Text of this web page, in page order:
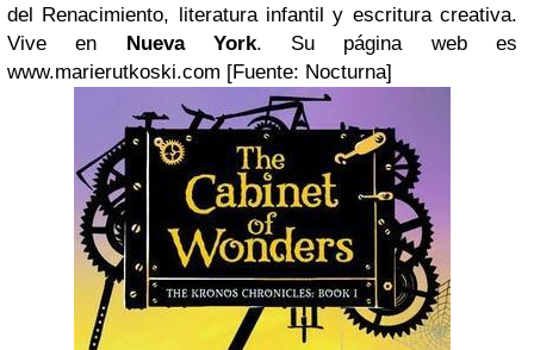
del Renacimiento, literatura infantil y escritura creativa.
Vive en
Nueva York. Su página web es
www.marierutkoski.com [Fuente: Nocturna]